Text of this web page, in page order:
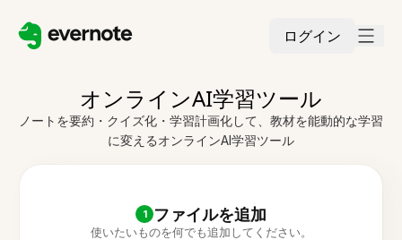
ログイン
オンラインAI学習ツール
ノートを要約・クイズ化・学習計画化して、教材を能動的な学習
に変えるオンラインAI学習ツール
1 ファイルを追加
使いたいものを何でも追加してください。